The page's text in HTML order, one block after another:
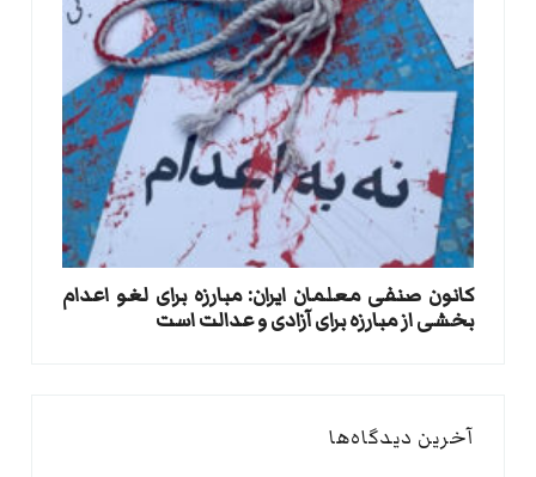
کانون صنفی معلمان ایران: مبارزه برای لغو اعدام
بخشی از مبارزه برای آزادی و عدالت است
آخرین دیدگاه‌ها